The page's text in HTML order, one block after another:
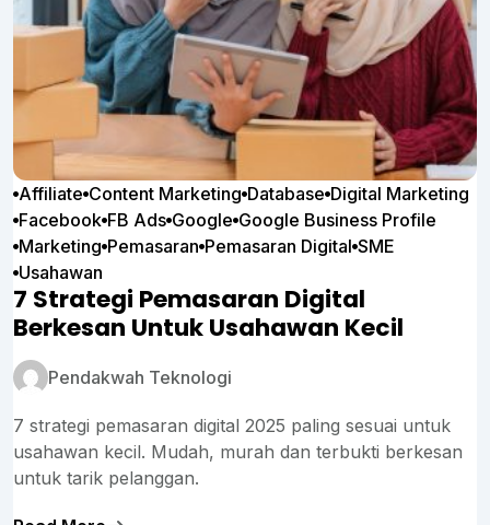
Affiliate Content Marketing Database Digital Marketing
Facebook FB Ads Google Google Business Profile
Marketing Pemasaran Pemasaran Digital SME
Usahawan
7 Strategi Pemasaran Digital
Berkesan Untuk Usahawan Kecil
Pendakwah Teknologi
7 strategi pemasaran digital 2025 paling sesuai untuk
usahawan kecil. Mudah, murah dan terbukti berkesan
untuk tarik pelanggan.